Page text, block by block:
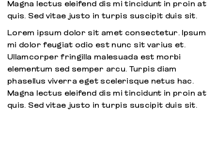
Magna lectus eleifend dis mi tincidunt in proin at
quis. Sed vitae justo in turpis suscipit duis sit.
Lorem ipsum dolor sit amet consectetur. Ipsum
mi dolor feugiat odio est nunc sit varius et.
Ullamcorper fringilla malesuada est morbi
elementum sed semper arcu. Turpis diam
phasellus viverra eget scelerisque netus hac.
Magna lectus eleifend dis mi tincidunt in proin at
quis. Sed vitae justo in turpis suscipit duis sit.